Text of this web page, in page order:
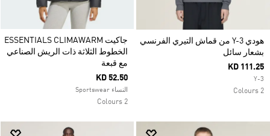
هودي Y-3 من قماش التيري الفرنسي
بشعار سائل
KD 111.25
Y-3
2 Colours
جاكيت ESSENTIALS CLIMAWARM
الخطوط الثلاثة ذات الريش الصناعي
مع قبعة
KD 52.50
النساء Sportswear
2 Colours